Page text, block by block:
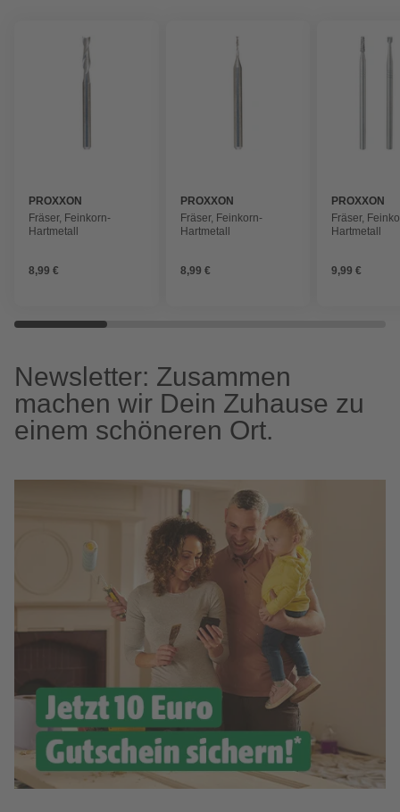
PROXXON
Fräser, Feinkorn-
Hartmetall
8,99 €
PROXXON
Fräser, Feinkorn-
Hartmetall
8,99 €
PROXXON
Fräser,
Hartmetall
9,99 €
Newsletter: Zusammen
machen wir Dein Zuhause zu
einem schöneren Ort.